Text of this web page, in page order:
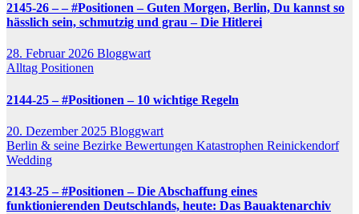
2145-26 – – #Positionen – Guten Morgen, Berlin, Du kannst so
hässlich sein, schmutzig und grau – Die Hitlerei
28. Februar 2026 Bloggwart
Alltag Positionen
2144-25 – #Positionen – 10 wichtige Regeln
20. Dezember 2025 Bloggwart
Berlin & seine Bezirke Bewertungen Katastrophen Reinickendorf
Wedding
2143-25 – #Positionen – Die Abschaffung eines
funktionierenden Deutschlands, heute: Das Bauaktenarchiv